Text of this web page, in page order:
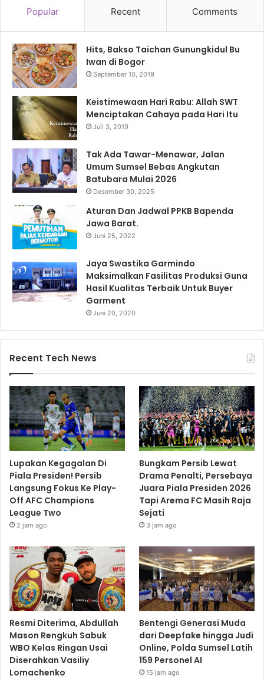
Popular Recent Comments
Hits, Bakso Taichan Gunungkidul Bu
Iwan di Bogor
September 10, 2019
Keistimewaan Hari Rabu: Allah SWT
Menciptakan Cahaya pada Hari Itu
Juli 3, 2019
Tak Ada Tawar-Menawar, Jalan
Umum Sumsel Bebas Angkutan
Batubara Mulai 2026
Desember 30, 2025
Aturan Dan Jadwal PPKB Bapenda
Jawa Barat.
Juni 25, 2022
Jaya Swastika Garmindo
Maksimalkan Fasilitas Produksi Guna
Hasil Kualitas Terbaik Untuk Buyer
Garment
Juni 20, 2020
Recent Tech News
Lupakan Kegagalan Di
Piala Presiden! Persib
Langsung Fokus Ke Play-
Off AFC Champions
League Two
2 jam ago
Bungkam Persib Lewat
Drama Penalti, Persebaya
Juara Piala Presiden 2026
Tapi Arema FC Masih Raja
Sejati
3 jam ago
Resmi Diterima, Abdullah
Mason Rengkuh Sabuk
WBO Kelas Ringan Usai
Diserahkan Vasiliy
Lomachenko
Bentengi Generasi Muda
dari Deepfake hingga Judi
Online, Polda Sumsel Latih
159 Personel AI
15 jam ago